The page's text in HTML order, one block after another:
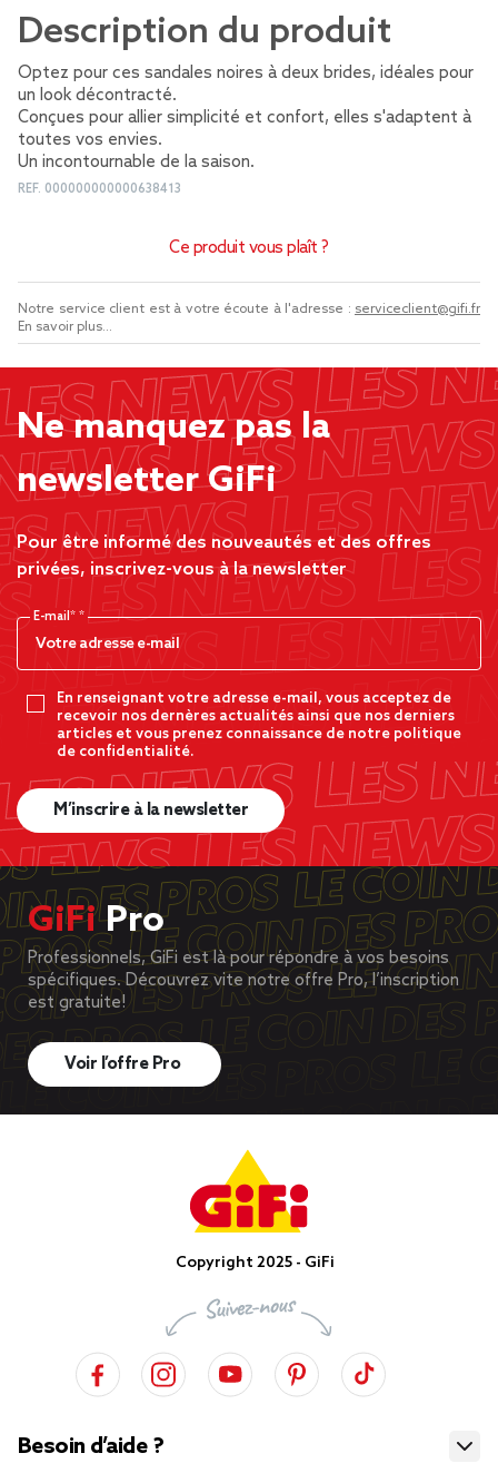
Description du produit
Optez pour ces sandales noires à deux brides, idéales pour
un look décontracté.
Conçues pour allier simplicité et confort, elles s'adaptent à
toutes vos envies.
Un incontournable de la saison.
REF. 000000000000638413
Ce produit vous plaît ?
Notre service client est à votre écoute à l'adresse : serviceclient@gifi.fr
En savoir plus...
Ne manquez pas la
newsletter GiFi
Pour être informé des nouveautés et des offres
privées, inscrivez-vous à la newsletter
E-mail*
En renseignant votre adresse e-mail, vous acceptez de
recevoir nos dernères actualités ainsi que nos derniers
articles et vous prenez connaissance de notre politique
de confidentialité.
M’inscrire à la newsletter
GiFiPro
Professionnels, GiFi est là pour répondre à vos besoins
spécifiques. Découvrez vite notre offre Pro, l’inscription
est gratuite!
Voir l’offre Pro
Copyright 2025 - GiFi
Besoin d’aide ?